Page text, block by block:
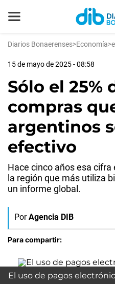
Diarios Bonaerenses>Economía>
15 de mayo de 2025 - 08:58
Sólo el 25%
compras
argentinos
efectivo
Hace cinco años esa cifra
la región que más utiliza
un informe global.
Por Agencia DIB
Para compartir:
El uso de pagos